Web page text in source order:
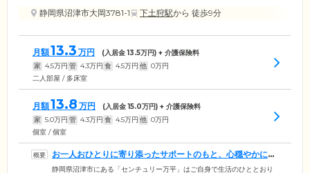
静岡県沼津市大岡3781-1
下土狩駅から 徒歩9分
月額13.3 万円 (入居金13.5万円) + 介護保険料
家 4.5万円 管 4.3万円 食 4.5万円 他 0万円
二人部屋 / 多床室
月額13.8 万円 (入居金15.0万円) + 介護保険料
家 5.0万円 管 4.3万円 食 4.5万円 他 0万円
個室 / 個室
お一人おひとりに寄り添ったサポートのもと、心穏やかにお
過ごしください
静岡県沼津市にある「センチュリー万平」はご自身で生活のひととおり